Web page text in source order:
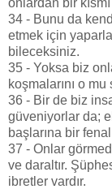
34 - Bunu da
etmek için
bileceksiniz.
35 - Yoksa biz
koşmalarını o
36 - Bir de biz
güveniyorlar da;
başlarına bir
37 - Onlar
ve daraltır.
ibretler vardır.